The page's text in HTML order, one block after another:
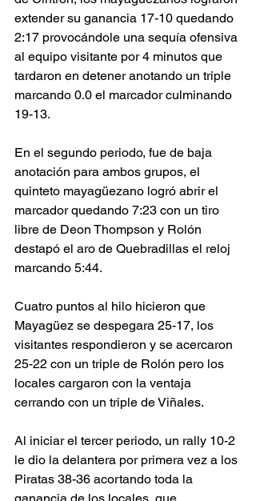
extender su ganancia 17-10 quedando
2:17 provocándole una sequía ofensiva
al equipo visitante por 4 minutos que
tardaron en detener anotando un triple
marcando 0.0 el marcador culminando
19-13.
En el segundo periodo, fue de baja
anotación para ambos grupos, el
quinteto mayagüezano logró abrir el
marcador quedando 7:23 con un tiro
libre de Deon Thompson y Rolón
destapó el aro de Quebradillas el reloj
marcando 5:44.
Cuatro puntos al hilo hicieron que
Mayagüez se despegara 25-17, los
visitantes respondieron y se acercaron
25-22 con un triple de Rolón pero los
locales cargaron con la ventaja
cerrando con un triple de Viñales.
Al iniciar el tercer periodo, un rally 10-2
le dio la delantera por primera vez a los
Piratas 38-36 acortando toda la